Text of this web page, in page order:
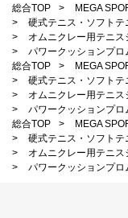
総合TOP > MEGA
>
硬式テニス・ソフトテ
>
オムニクレー用テニス
>
パワークッションプ
総合TOP
> MEGA
>
硬式テニス・ソフトテ
>
オムニクレー用テニス
>
パワークッションプ
総合TOP
> MEGA
>
硬式テニス・ソフトテ
>
オムニクレー用テニス
>
パワークッションプ